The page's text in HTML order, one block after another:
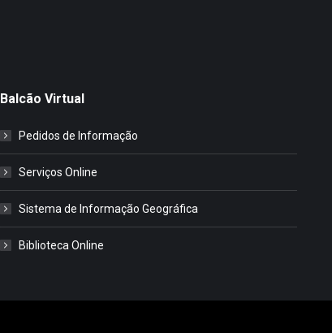
Balcão Virtual
Pedidos de Informação
Serviços Online
Sistema de Informação Geográfica
Biblioteca Online